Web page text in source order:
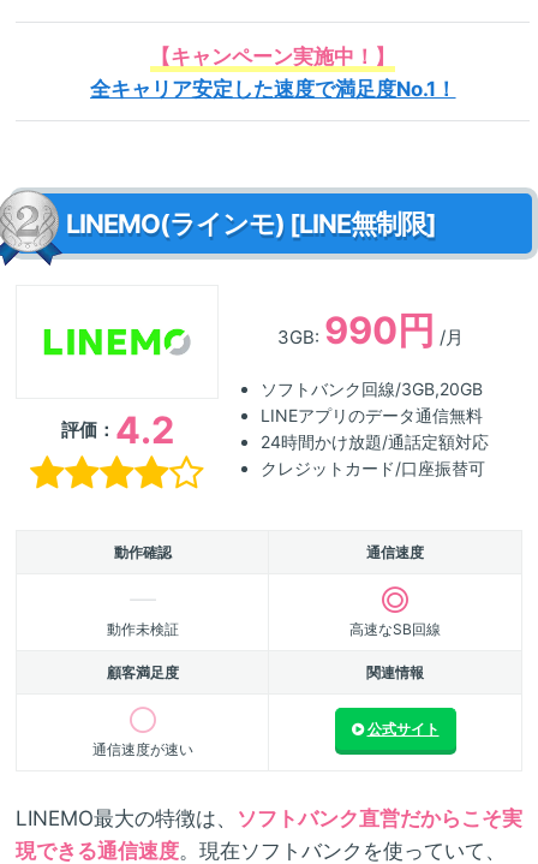
【キャンペーン実施中！】
全キャリア安定した速度で満足度No.1！
LINEMO(ラインモ) [LINE無制限]
評価： 4.2
3GB: 990円 /月
ソフトバンク回線/3GB,20GB
LINEアプリのデータ通信無料
24時間かけ放題/通話定額対応
クレジットカード/口座振替可
動作確認 通信速度
動作未検証 高速なSB回線
顧客満足度 関連情報
通信速度が速い
公式サイト
LINEMO最大の特徴は、 ソフトバンク直営だからこそ実
現できる通信速度。現在ソフトバンクを使っていて、